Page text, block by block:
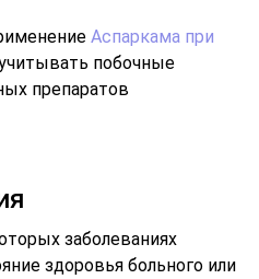
Аспаркама при
побочные
препаратов
заболеваниях
здоровья больного или